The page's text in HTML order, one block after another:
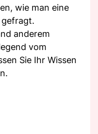
wie man eine
gefragt.
anderem
vom
Sie Ihr Wissen